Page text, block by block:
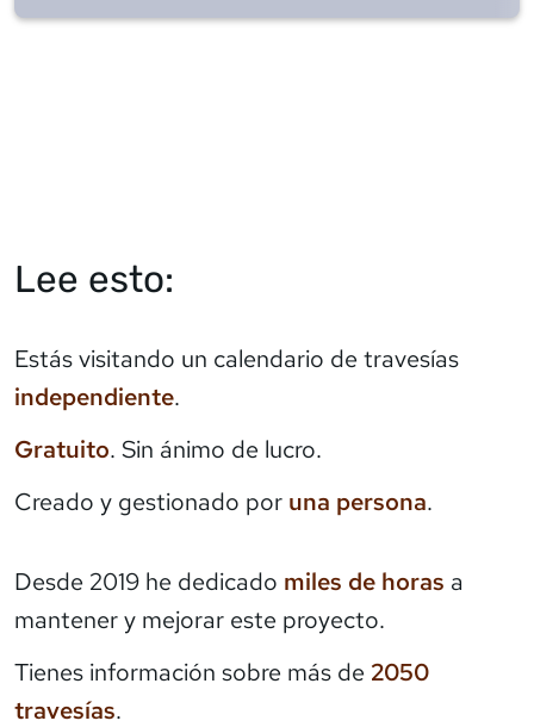
Lee esto:
Estás visitando un calendario de travesías
independiente.
Gratuito. Sin ánimo de lucro.
Creado y gestionado por una persona.
Desde 2019 he dedicado miles de horas a
mantener y mejorar este proyecto.
Tienes información sobre más de 2050
travesías.